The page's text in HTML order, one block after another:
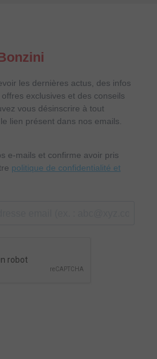
les dernières actus, des infos
exclusives et des conseils
vous désinscrire à tout
lien présent dans nos emails.
e-mails et confirme avoir pris
politique de confidentialité et